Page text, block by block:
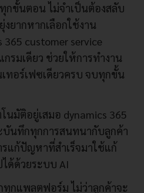
กขั้นตอน ไม่จำเป็นต้องสลับ
ยากหากเลือกใช้งาน
customer service
รมเดียว ช่วยให้การทำงาน
ทอร์เฟซเดียวครบ จบทุกขั้น
มัติอยู่เสมอ dynamics 365
บันทึกทุกการสนทนากับลูกค้า
รแก้ปัญหาที่สำเร็จมาใช้แก้
ด้ด้วยระบบ AI
ทุกแพลตฟอร์ม ไม่ว่าลูกค้าจะ